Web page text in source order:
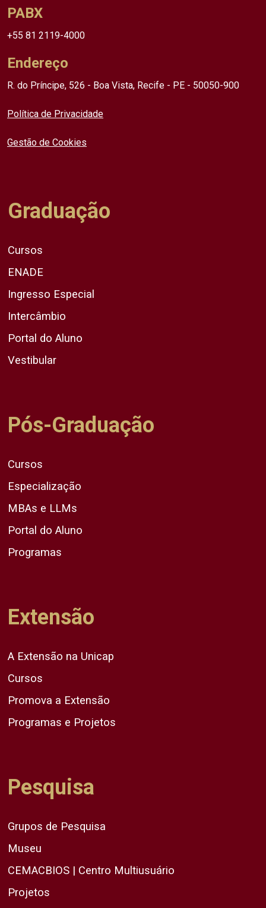
PABX
+55 81 2119-4000
Endereço
R. do Príncipe, 526 - Boa Vista, Recife - PE - 50050-900
Política de Privacidade
Gestão de Cookies
Graduação
Cursos
ENADE
Ingresso Especial
Intercâmbio
Portal do Aluno
Vestibular
Pós-Graduação
Cursos
Especialização
MBAs e LLMs
Portal do Aluno
Programas
Extensão
A Extensão na Unicap
Cursos
Promova a Extensão
Programas e Projetos
Pesquisa
Grupos de Pesquisa
Museu
CEMACBIOS | Centro Multiusuário
Projetos